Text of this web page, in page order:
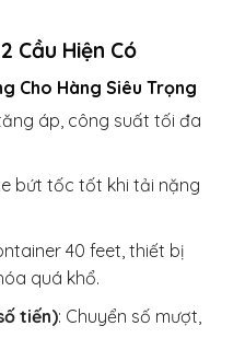
Cầu Hiện Có
Cho Hàng Siêu Trọng
áp, công suất tối đa
bứt tốc tốt khi tải nặng
40 feet, thiết bị
quá khổ.
tiến): Chuyển số mượt,